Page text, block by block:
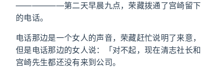
——————第二天早晨九点，荣藏拨通了宫崎留下
的电话。
电话那边是一个女人的声音，荣藏赶忙说明了来意，
但是电话那边的女人说：「对不起，现在清志社长和
宫崎先生都还没有来到公司。